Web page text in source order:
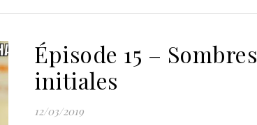
Épisode 15 – Sombres
initiales
12/03/2019